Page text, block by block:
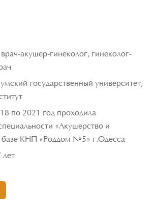
врач-акушер-гинеколог, гинеколог-
государственный университет,
по 2021 год проходила
«Акушерство и
базе КНП «Роддом №5» г.Одесса
лет